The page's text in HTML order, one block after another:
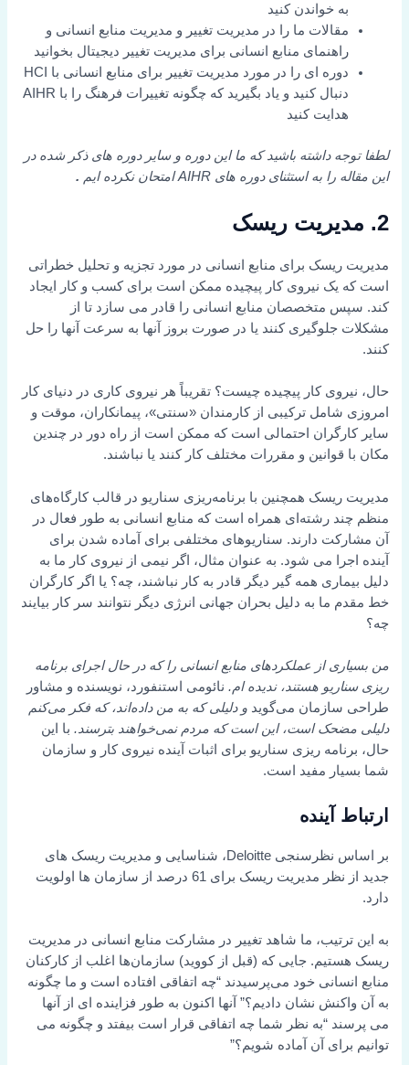
به خواندن کنید
مقالات ما را در مدیریت تغییر و مدیریت منابع انسانی و
راهنمای منابع انسانی برای مدیریت تغییر دیجیتال بخوانید
دوره ای را در مورد مدیریت تغییر برای منابع انسانی با HCI
دنبال کنید و یاد بگیرید که چگونه تغییرات فرهنگ را با AIHR
هدایت کنید
لطفا توجه داشته باشید که ما این دوره و سایر دوره های ذکر شده در
این مقاله را به استثنای دوره های AIHR امتحان نکرده ایم
.
2. مدیریت ریسک
مدیریت ریسک برای منابع انسانی در مورد تجزیه و تحلیل خطراتی
است که یک نیروی کار پیچیده ممکن است برای کسب و کار ایجاد
کند. سپس متخصصان منابع انسانی را قادر می سازد تا از
مشکلات جلوگیری کنند یا در صورت بروز آنها به سرعت آنها را حل
کنند.
حال، نیروی کار پیچیده چیست؟ تقریباً هر نیروی کاری در دنیای کار
امروزی شامل ترکیبی از کارمندان «سنتی»، پیمانکاران، موقت و
سایر کارگران احتمالی است که ممکن است از راه دور در چندین
مکان با قوانین و مقررات مختلف کار کنند یا نباشند.
مدیریت ریسک همچنین با برنامه‌ریزی سناریو در قالب کارگاه‌های
منظم چند رشته‌ای همراه است که منابع انسانی به طور فعال در
آن مشارکت دارند. سناریوهای مختلفی برای آماده شدن برای
آینده اجرا می شود. به عنوان مثال، اگر نیمی از نیروی کار ما به
دلیل بیماری همه گیر دیگر قادر به کار نباشند، چه؟ یا اگر کارگران
خط مقدم ما به دلیل بحران جهانی انرژی دیگر نتوانند سر کار بیایند
چه؟
من بسیاری از عملکردهای منابع انسانی را که در حال اجرای برنامه
ریزی سناریو هستند، ندیده ام. نائومی استنفورد، نویسنده و مشاور
طراحی سازمان می‌گویدو دلیلی که به من داده‌اند، که فکر می‌کنم
دلیلی مضحک است، این است که مردم نمی‌خواهند بترسند. با این
حال، برنامه ریزی سناریو برای اثبات آینده نیروی کار و سازمان
شما بسیار مفید است.
ارتباط آینده
بر اساس نظرسنجی Deloitte، شناسایی و مدیریت ریسک های
جدید از نظر مدیریت ریسک برای 61 درصد از سازمان ها اولویت
دارد.
به این ترتیب، ما شاهد تغییر در مشارکت منابع انسانی در مدیریت
ریسک هستیم. جایی که (قبل از کووید) سازمان‌ها اغلب از کارکنان
منابع انسانی خود می‌پرسیدند “چه اتفاقی افتاده است و ما چگونه
به آن واکنش نشان دادیم؟” آنها اکنون به طور فزاینده ای از آنها
می پرسند “به نظر شما چه اتفاقی قرار است بیفتد و چگونه می
توانیم برای آن آماده شویم؟”